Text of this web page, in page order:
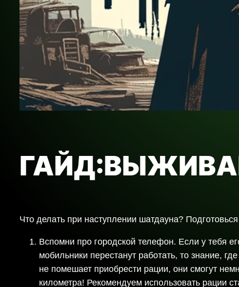
Что делать при наступлении шатдауна?
Вспомни про городской телефон. Если у тебя
мобильники перестанут работать, то знание,
не помешает приобрести рации, они смогут
километра! Рекомендуем использовать рации